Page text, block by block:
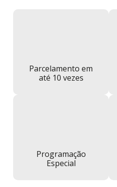
Parcelamento em
até 10 vezes
Programação
Especial